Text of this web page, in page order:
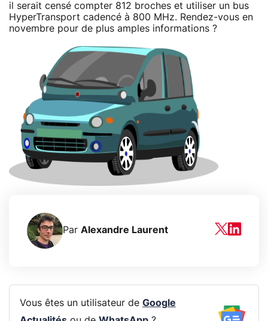
il serait censé compter 812 broches et utiliser un bus
HyperTransport cadencé à 800 MHz. Rendez-vous en
novembre pour de plus amples informations ?
Par Alexandre Laurent
Vous êtes un utilisateur de Google